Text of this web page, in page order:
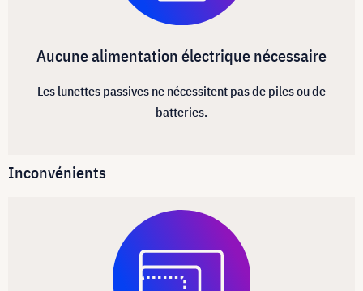
Aucune alimentation électrique nécessaire
Les lunettes passives ne nécessitent pas de piles ou de
batteries.
Inconvénients